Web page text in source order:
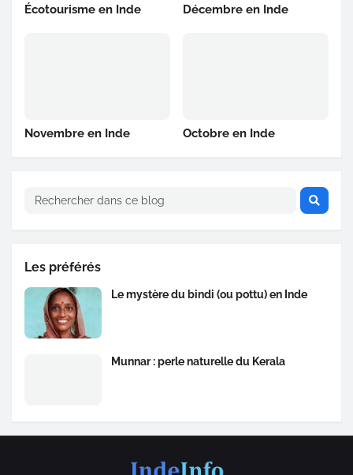
Écotourisme en Inde Décembre en Inde
Novembre en Inde Octobre en Inde
Les préférés
Le mystère du bindi (ou pottu) en Inde
Munnar : perle naturelle du Kerala